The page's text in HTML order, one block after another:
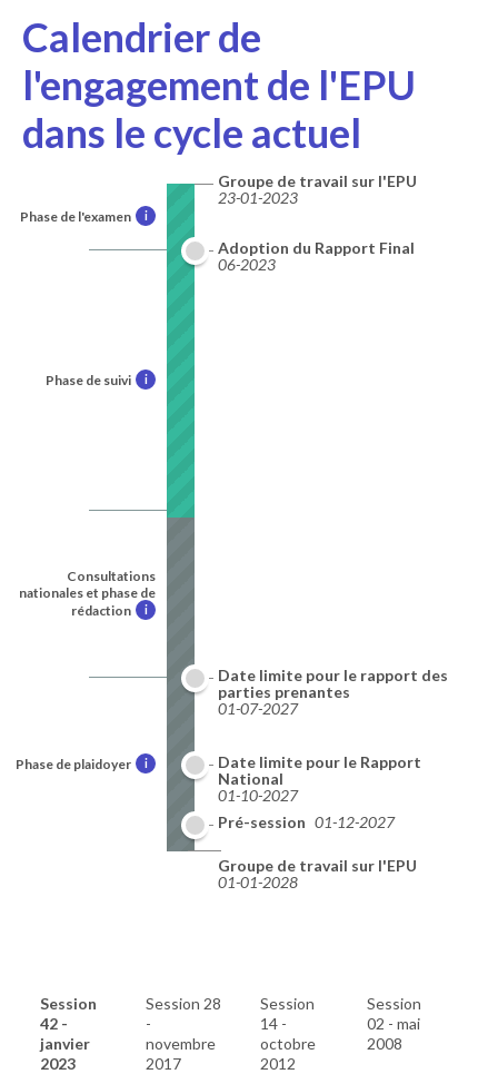
Calendrier de
l'engagement de l'EPU
dans le cycle actuel
Phase de l'examen i
Phase de suivi i
Consultations
nationales et phase de
rédaction
i
Phase de plaidoyer i
Groupe de travail sur l'EPU
23-01-2023
Adoption du Rapport Final
06-2023
Date limite pour le rapport des
parties prenantes
01-07-2027
Date limite pour le Rapport
National
01-10-2027
Pré-session 01-12-2027
Groupe de travail sur l'EPU
01-01-2028
Session
42 -
janvier
2023
Session 28
-
novembre
2017
Session
14 -
octobre
2012
Session
02 - mai
2008